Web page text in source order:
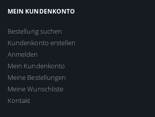
MEIN KUNDENKONTO
Bestellung suchen
Kundenkonto erstellen
Anmelden
Mein Kundenkonto
Meine Bestellungen
Meine Wunschliste
Kontakt